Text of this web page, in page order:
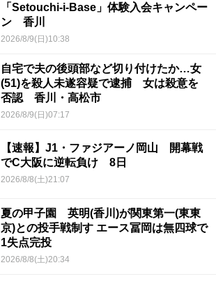
「Setouchi-i-Base」体験入会キャンペー
ン 香川
2026/8/9(日)10:38
自宅で夫の後頭部など切り付けたか…女
(51)を殺人未遂容疑で逮捕 女は殺意を
否認 香川・高松市
2026/8/9(日)07:17
【速報】J1・ファジアーノ岡山 開幕戦
でC大阪に逆転負け 8日
2026/8/8(土)21:07
夏の甲子園 英明(香川)が関東第一(東東
京)との投手戦制す エース冨岡は無四球で
1失点完投
2026/8/8(土)20:34